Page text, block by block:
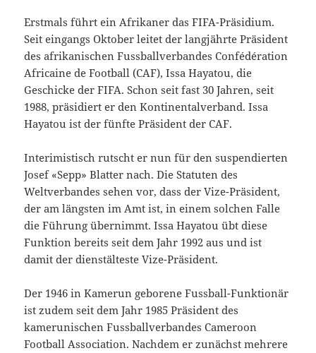
Erstmals führt ein Afrikaner das FIFA-Präsidium.
Seit eingangs Oktober leitet der langjährte Präsident
des afrikanischen Fussballverbandes Confédération
Africaine de Football (CAF), Issa Hayatou, die
Geschicke der FIFA. Schon seit fast 30 Jahren, seit
1988, präsidiert er den Kontinentalverband. Issa
Hayatou ist der fünfte Präsident der CAF.
Interimistisch rutscht er nun für den suspendierten
Josef «Sepp» Blatter nach. Die Statuten des
Weltverbandes sehen vor, dass der Vize-Präsident,
der am längsten im Amt ist, in einem solchen Falle
die Führung übernimmt. Issa Hayatou übt diese
Funktion bereits seit dem Jahr 1992 aus und ist
damit der dienstälteste Vize-Präsident.
Der 1946 in Kamerun geborene Fussball-Funktionär
ist zudem seit dem Jahr 1985 Präsident des
kamerunischen Fussballverbandes Cameroon
Football Association. Nachdem er zunächst mehrere